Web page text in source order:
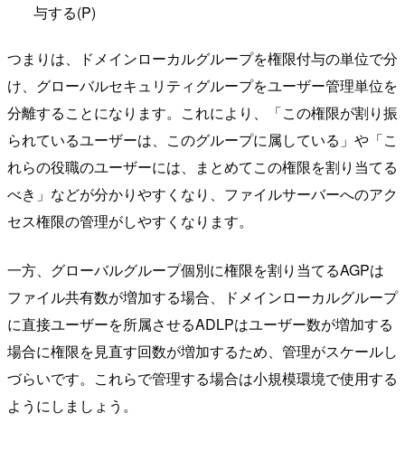
与する(P)
つまりは、ドメインローカルグループを権限付与の単位で分
け、グローバルセキュリティグループをユーザー管理単位を
分離することになります。これにより、「この権限が割り振
られているユーザーは、このグループに属している」や「こ
れらの役職のユーザーには、まとめてこの権限を割り当てる
べき」などが分かりやすくなり、ファイルサーバーへのアク
セス権限の管理がしやすくなります。
一方、グローバルグループ個別に権限を割り当てるAGPは
ファイル共有数が増加する場合、ドメインローカルグループ
に直接ユーザーを所属させるADLPはユーザー数が増加する
場合に権限を見直す回数が増加するため、管理がスケールし
づらいです。これらで管理する場合は小規模環境で使用する
ようにしましょう。